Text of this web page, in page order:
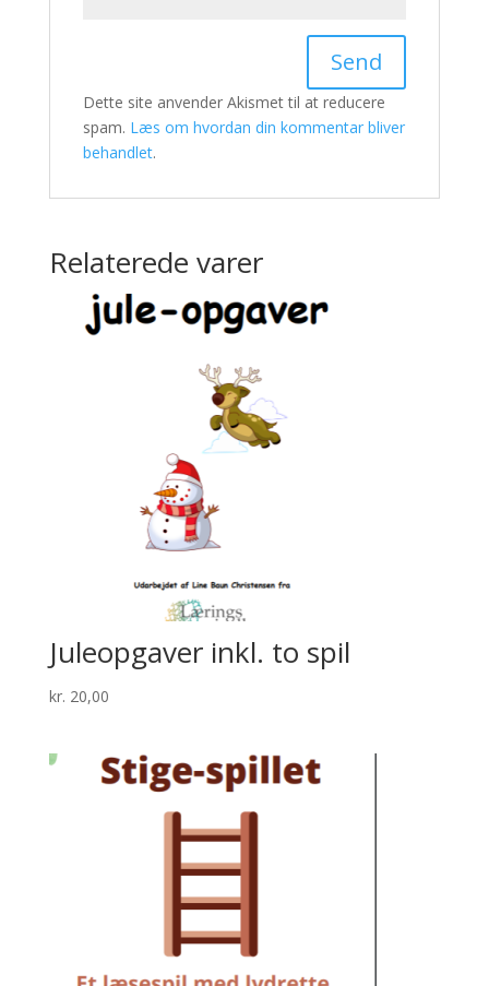
Dette site anvender Akismet til at reducere
spam. Læs om hvordan din kommentar bliver
behandlet.
Relaterede varer
Juleopgaver inkl. to spil
kr. 20,00